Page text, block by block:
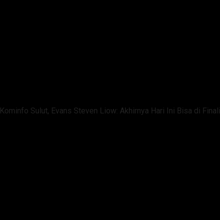
Sulut, Evans Steven Liow: Akhirnya Hari Ini Bisa di